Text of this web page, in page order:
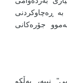
بە ڕەچاوکردنی
جۆرەکانی
نییە، بەڵکو